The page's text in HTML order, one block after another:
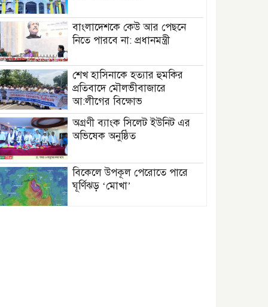
বাংলাদেশকে কেউ আর পেছনে
নিতে পারবে না: প্রধানমন্ত্রী
শেখ হাসিনাকে হত্যার হুমকির
প্রতিবাদে মৌলভীবাজারে
আ:লীগের বিক্ষোভ
অগ্রণী ব্যাংক সিলেট ইউনিট এর
অভিষেক অনুষ্ঠিত
বিকেলে উপকূল পেরোতে পারে
ঘূর্ণিঝড় ‘মোখা’